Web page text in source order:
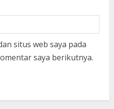
situs web saya pada
saya berikutnya.